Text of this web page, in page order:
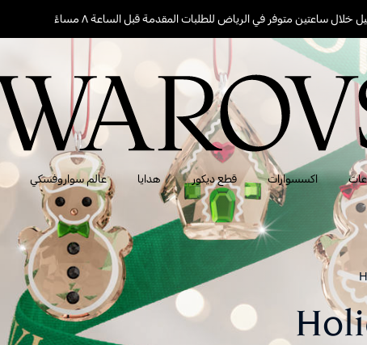
خلال ساعتين متوفر في الرياض للطلبات المقدمة قبل الساعة ٨ مساءً
اكسسوارات قطع ديكور هدايا عالم سواروفسكي